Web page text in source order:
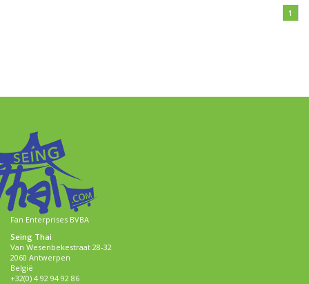
1
Fan Enterprises BVBA
Seing Thai
Van Wesenbekestraat 28-32
2060 Antwerpen
België
+32(0) 4 92 94 92 86